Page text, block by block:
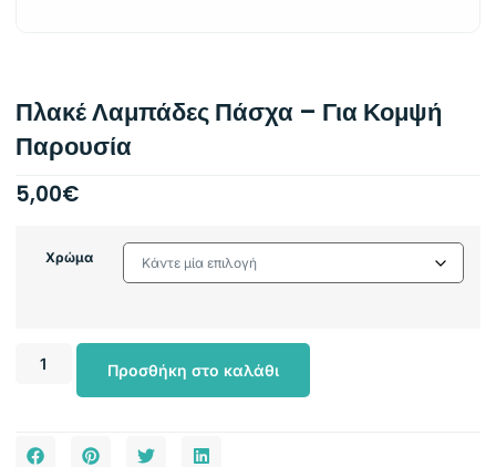
Πλακέ Λαμπάδες Πάσχα – Για Κομψή
Παρουσία
5,00€
Χρώμα
Προσθήκη στο καλάθι